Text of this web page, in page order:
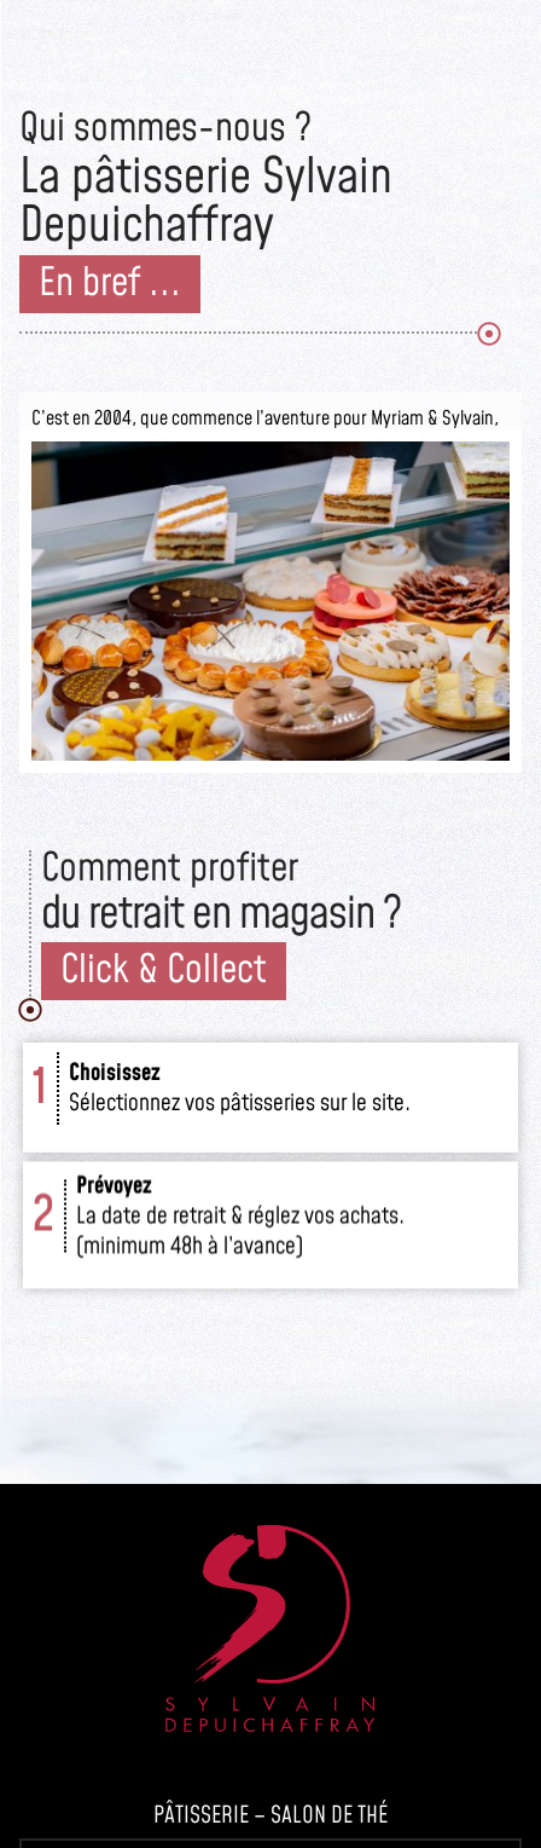
Qui sommes-nous ?
La pâtisserie Sylvain
Depuichaffray
En bref ...
C’est en 2004, que commence l’aventure pour Myriam & Sylvain,
ils ouvrent la pâtisserie Sylvain Depuichaffray dans une boutique
Seuls les initiés savent ce qui se cache derrière cette devanture
rustique.
Lire la suite >>
Comment profiter
du retrait en magasin ?
Click & Collect
1
Choisissez
Sélectionnez vos pâtisseries sur le site.
2
Prévoyez
La date de retrait & réglez vos achats.
(minimum 48h à l’avance)
PÂTISSERIE – SALON DE THÉ